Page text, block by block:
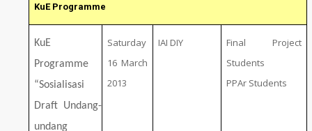
KuE Programme
KuE
Programme
“Sosialisasi
Draft Undang-
undang
Saturday
16 March
2013
IAI DIY
Final Project
Students
PPAr Students